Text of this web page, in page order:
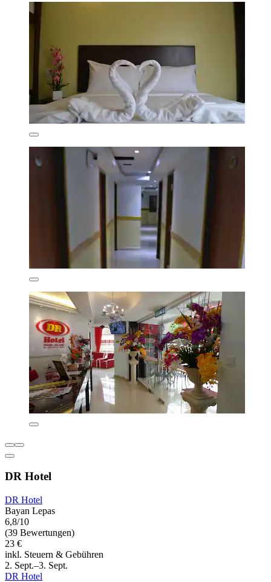
DR Hotel
DR Hotel
Bayan Lepas
6,8/10
(39 Bewertungen)
23 €
inkl. Steuern & Gebühren
2. Sept.–3. Sept.
DR Hotel